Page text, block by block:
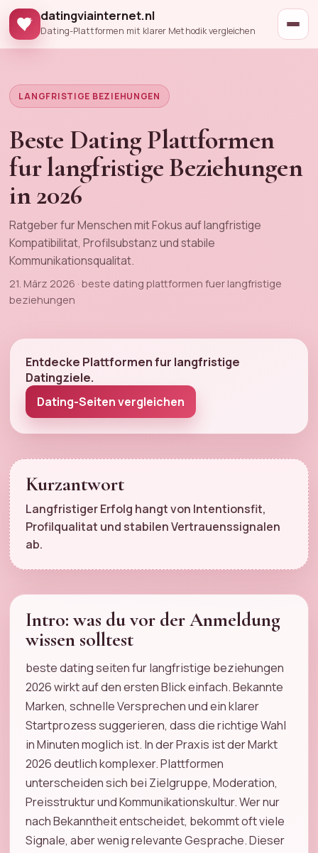
datingviainternet.nl
Dating-Plattformen mit klarer Methodik vergleichen
LANGFRISTIGE BEZIEHUNGEN
Beste Dating Plattformen
fur langfristige Beziehungen
in 2026
Ratgeber fur Menschen mit Fokus auf langfristige
Kompatibilitat, Profilsubstanz und stabile
Kommunikationsqualitat.
21. März 2026 · beste dating plattformen fuer langfristige
beziehungen
Entdecke Plattformen fur langfristige
Datingziele.
Dating-Seiten vergleichen
Kurzantwort
Langfristiger Erfolg hangt von Intentionsfit,
Profilqualitat und stabilen Vertrauenssignalen
ab.
Intro: was du vor der Anmeldung
wissen solltest
beste dating seiten fur langfristige beziehungen
2026 wirkt auf den ersten Blick einfach. Bekannte
Marken, schnelle Versprechen und ein klarer
Startprozess suggerieren, dass die richtige Wahl
in Minuten moglich ist. In der Praxis ist der Markt
2026 deutlich komplexer. Plattformen
unterscheiden sich bei Zielgruppe, Moderation,
Preisstruktur und Kommunikationskultur. Wer nur
nach Bekanntheit entscheidet, bekommt oft viele
Signale, aber wenig relevante Gesprache. Dieser